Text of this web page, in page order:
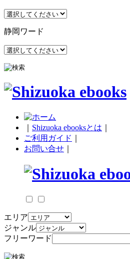
静岡ワード
Shizuoka ebooksとは
ご利用ガイド
お問い合せ
エリア
ジャンル
フリーワード